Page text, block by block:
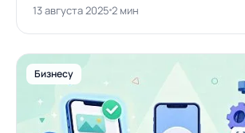
13 августа 2025 2 мин
Бизнесу